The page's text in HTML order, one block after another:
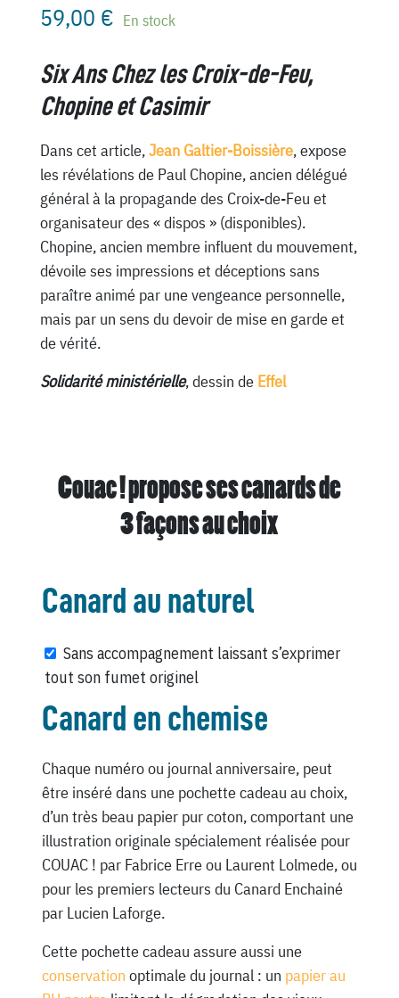
59,00 € En stock
Six Ans Chez les Croix-de-Feu,
Chopine et Casimir
Dans cet article,Jean Galtier-Boissière, expose
les révélations de Paul Chopine, ancien délégué
général à la propagande des Croix-de-Feu et
organisateur des « dispos » (disponibles).
Chopine, ancien membre influent du mouvement,
dévoile ses impressions et déceptions sans
paraître animé par une vengeance personnelle,
mais par un sens du devoir de mise en garde et
de vérité.
Solidarité ministérielle, dessin de Effel
Couac ! propose ses canards de
3 façons au choix
Canard au naturel
Sans accompagnement laissant s’exprimer
tout son fumet originel
Canard en chemise
Chaque numéro ou journal anniversaire, peut
être inséré dans une pochette cadeau au choix,
d’un très beau papier pur coton, comportant une
illustration originale spécialement réalisée pour
COUAC ! par Fabrice Erre ou Laurent Lolmede, ou
pour les premiers lecteurs du Canard Enchainé
par Lucien Laforge.
Cette pochette cadeau assure aussi une
conservation optimale du journal : un papier au